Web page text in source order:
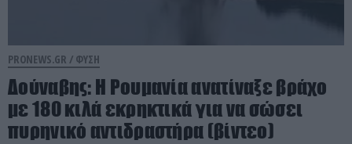
PRONEWS.GR / ΦΥΣΗ
Δούναβης: Η Ρουμανία ανατίναξε βράχο
με 180 κιλά εκρηκτικά για να σώσει
πυρηνικό αντιδραστήρα (βίντεο)